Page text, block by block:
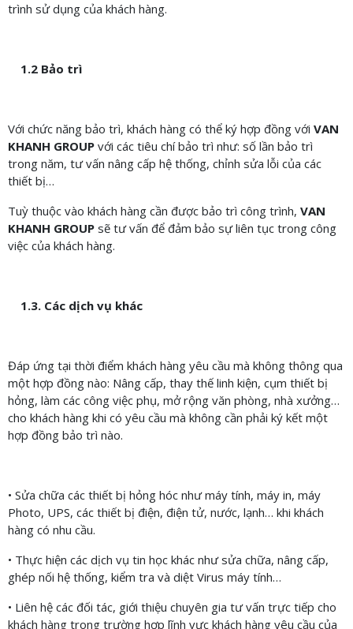
trình sử dụng của khách hàng.
1.2 Bảo trì
Với chức năng bảo trì, khách hàng có thể ký hợp đồng với VAN
KHANH GROUP với các tiêu chí bảo trì như: số lần bảo trì
trong năm, tư vấn nâng cấp hệ thống, chỉnh sửa lỗi của các
thiết bị…
Tuỳ thuộc vào khách hàng cần được bảo trì công trình, VAN
KHANH GROUP sẽ tư vấn để đảm bảo sự liên tục trong công
việc của khách hàng.
1.3. Các dịch vụ khác
Đáp ứng tại thời điểm khách hàng yêu cầu mà không thông qua
một hợp đồng nào: Nâng cấp, thay thế linh kiện, cụm thiết bị
hỏng, làm các công việc phụ, mở rộng văn phòng, nhà xưởng…
cho khách hàng khi có yêu cầu mà không cần phải ký kết một
hợp đồng bảo trì nào.
• Sửa chữa các thiết bị hỏng hóc như máy tính, máy in, máy
Photo, UPS, các thiết bị điện, điện tử, nước, lạnh… khi khách
hàng có nhu cầu.
• Thực hiện các dịch vụ tin học khác như sửa chữa, nâng cấp,
ghép nối hệ thống, kiểm tra và diệt Virus máy tính…
• Liên hệ các đối tác, giới thiệu chuyên gia tư vấn trực tiếp cho
khách hàng trong trường hợp lĩnh vực khách hàng yêu cầu của